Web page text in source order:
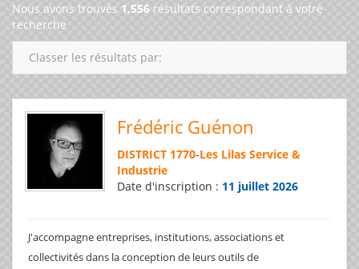
Nous avons trouvés 1,556 résultats correspondant à votre
recherche
Classer les résultats par:
Frédéric Guénon
DISTRICT 1770-Les Lilas Service &
Industrie
Date d'inscription : 11 juillet 2026
J'accompagne entreprises, institutions, associations et
collectivités dans la conception de leurs outils de